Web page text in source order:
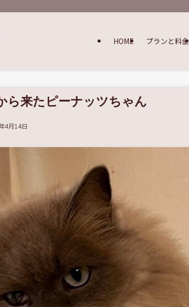
HOME プランと料金
ら来たピーナッツちゃん
4月14日